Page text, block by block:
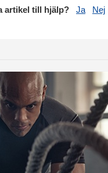
artikel till hjälp? Ja Nej